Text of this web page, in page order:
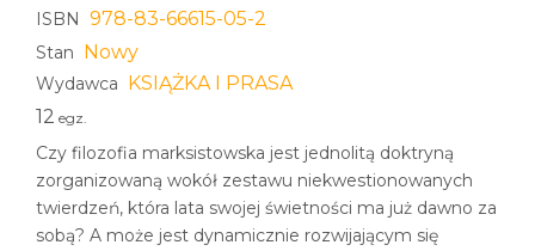
ISBN 978-83-66615-05-2
Stan Nowy
Wydawca KSIĄŻKA I PRASA
12 egz.
Czy filozofia marksistowska jest jednolitą doktryną
zorganizowaną wokół zestawu niekwestionowanych
twierdzeń, która lata swojej świetności ma już dawno za
sobą? A może jest dynamicznie rozwijającym się